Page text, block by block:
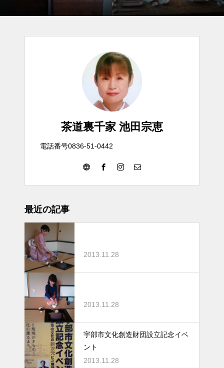
茶道裏千家 池田宗恵
電話番号0836-51-0442
最近の記事
2013.11.28
2013.11.28
宇部市文化創造財団設立記念イベ
ント
2013.11.28